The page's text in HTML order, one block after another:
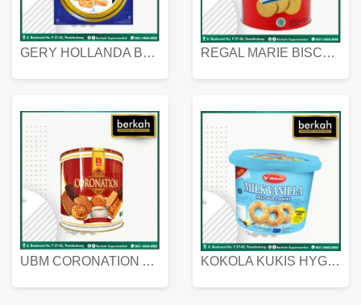
GERY HOLLANDA BUTTER COOKIES 450 GRAM REGAL MARIE BISCUIT KALENG 550 GRAM
UBM CORONATION ASSORTED BISKUIT KALENG 450 GRAM KOKOLA KUKIS HYGIENIC MILK VANILLA PACK 320 GR